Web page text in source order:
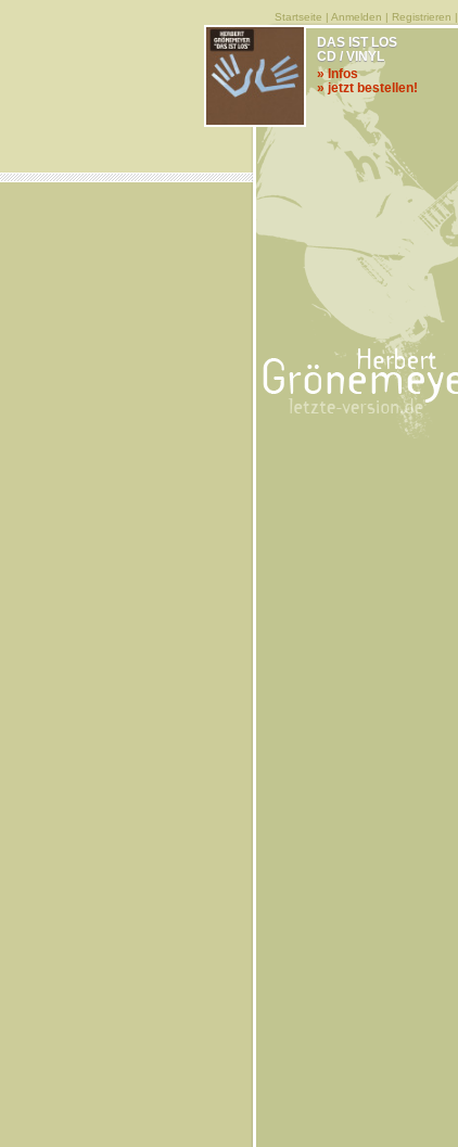
Startseite | Anmelden | Registrieren |
DAS IST LOS
CD / VINYL
» Infos
» jetzt bestellen!